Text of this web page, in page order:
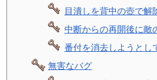
目潰しを背中の壺で解
中断からの再開後に敵
番付を消去しようとし
無害なバグ